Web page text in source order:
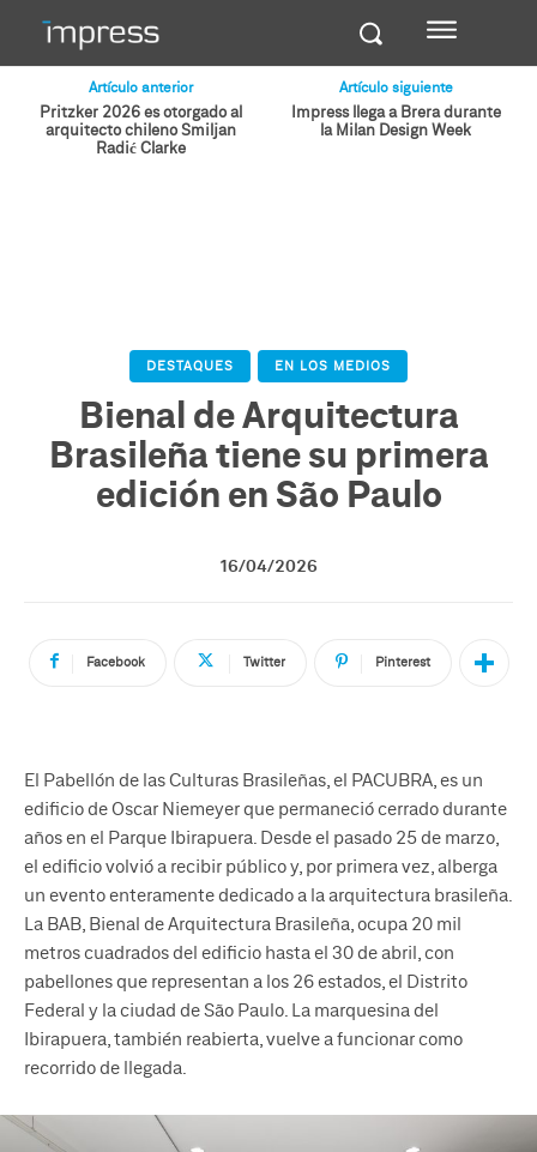
Artículo anterior
Pritzker 2026 es otorgado al
arquitecto chileno Smiljan
Radić Clarke
Artículo siguiente
Impress llega a Brera durante
la Milan Design Week
DESTAQUES EN LOS MEDIOS
Bienal de Arquitectura
Brasileña tiene su primera
edición en São Paulo
16/04/2026
Facebook Twitter Pinterest
El Pabellón de las Culturas Brasileñas, el PACUBRA, es un
edificio de Oscar Niemeyer que permaneció cerrado durante
años en el Parque Ibirapuera. Desde el pasado 25 de marzo,
el edificio volvió a recibir público y, por primera vez, alberga
un evento enteramente dedicado a la arquitectura brasileña.
La BAB, Bienal de Arquitectura Brasileña, ocupa 20 mil
metros cuadrados del edificio hasta el 30 de abril, con
pabellones que representan a los 26 estados, el Distrito
Federal y la ciudad de São Paulo. La marquesina del
Ibirapuera, también reabierta, vuelve a funcionar como
recorrido de llegada.